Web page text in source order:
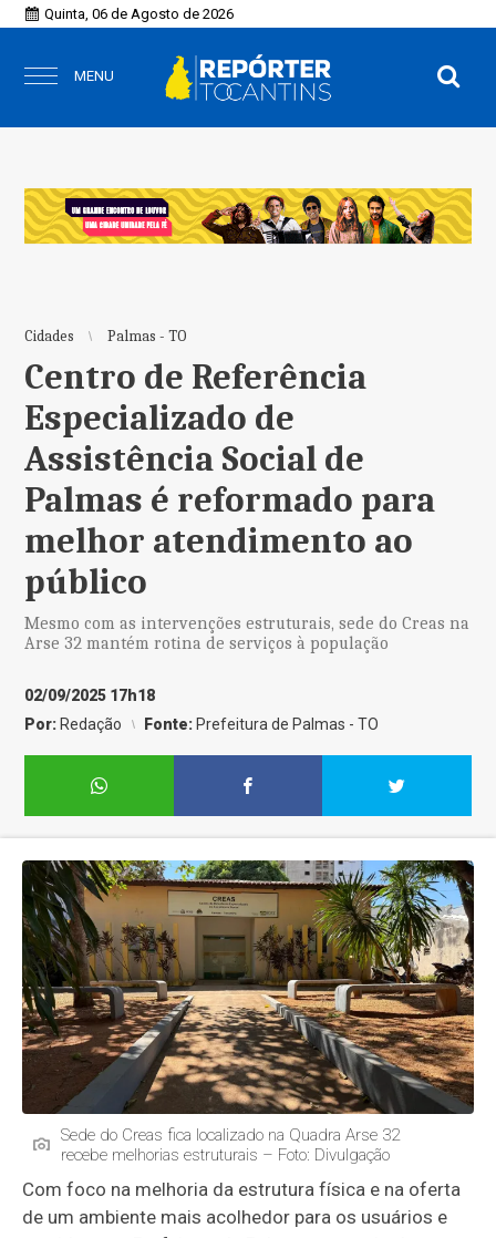
Quinta, 06 de Agosto de 2026
MENU
Cidades Palmas - TO
Centro de Referência
Especializado de
Assistência Social de
Palmas é reformado para
melhor atendimento ao
público
Mesmo com as intervenções estruturais, sede do Creas na
Arse 32 mantém rotina de serviços à população
02/09/2025 17h18
Por: Redação Fonte: Prefeitura de Palmas - TO
Sede do Creas fica localizado na Quadra Arse 32
recebe melhorias estruturais – Foto: Divulgação
Com foco na melhoria da estrutura física e na oferta
de um ambiente mais acolhedor para os usuários e